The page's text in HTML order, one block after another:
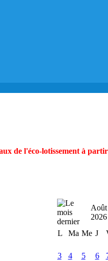
de l'éco-lotissement à
Août
2026
L
Ma Me J
3
4 5 6